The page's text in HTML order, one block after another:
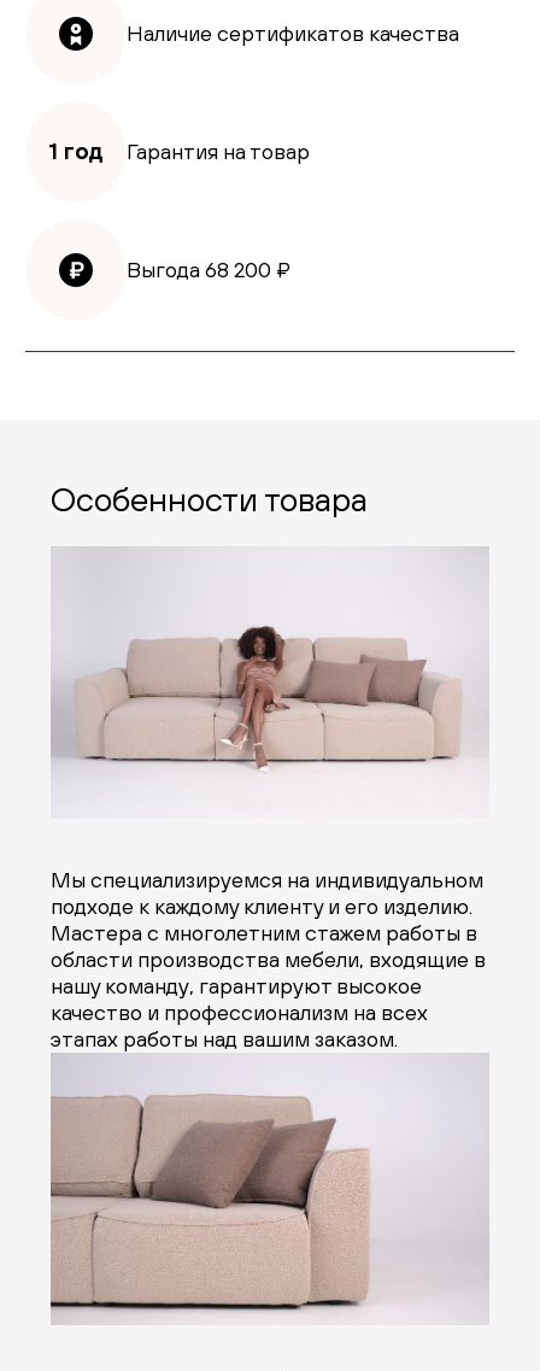
Наличие сертификатов качества
1 год Гарантия на товар
Выгода 68 200 ₽
Особенности товара
Мы специализируемся на индивидуальном
подходе к каждому клиенту и его изделию.
Мастера с многолетним стажем работы в
области производства мебели, входящие в
нашу команду, гарантируют высокое
качество и профессионализм на всех
этапах работы над вашим заказом.